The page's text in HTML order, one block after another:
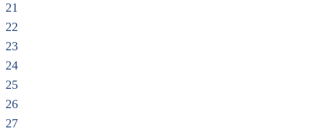
21
22
23
24
25
26
27